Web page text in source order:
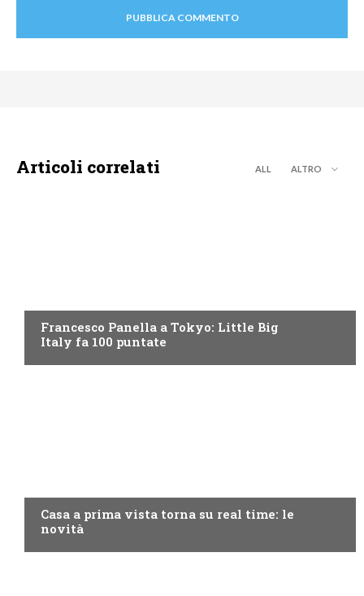
Articoli correlati ALL ALTRO
Francesco Panella a Tokyo: Little Big
Italy fa 100 puntate
Casa a prima vista torna su real time: le
novità